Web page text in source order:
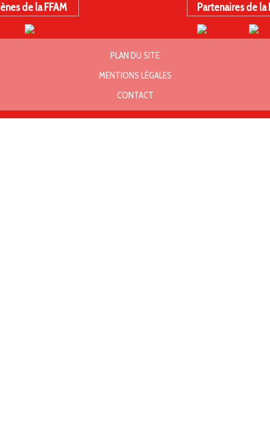
de la FFAM Partenaires de la
PLAN DU SITE
MENTIONS LÉGALES
CONTACT